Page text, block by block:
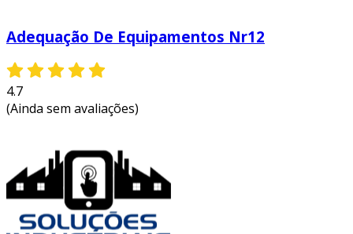
Adequação De Equipamentos Nr12
4.7
(Ainda sem avaliações)